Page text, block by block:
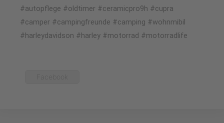
#autopflege #oldtimer #ceramicpro9h #cupra
#camper #campingfreunde #camping #wohnmibil
#harleydavidson #harley #motorrad #motorradlife